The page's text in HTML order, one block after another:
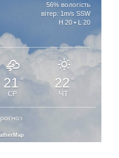
56% вологість
вітер: 1m/s SSW
H 20 • L 20
21 °
СР
22 °
ЧТ